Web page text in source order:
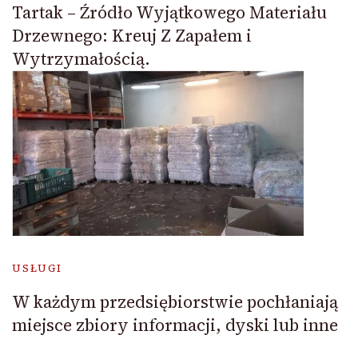
Tartak – Źródło Wyjątkowego Materiału
Drzewnego: Kreuj Z Zapałem i
Wytrzymałością.
USŁUGI
W każdym przedsiębiorstwie pochłaniają
miejsce zbiory informacji, dyski lub inne